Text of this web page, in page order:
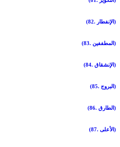
(82. الإنفطار)
(83. المطففين)
(84. الإنشقاق)
(85. البروج)
(86. الطارق)
(87. الأعلى)